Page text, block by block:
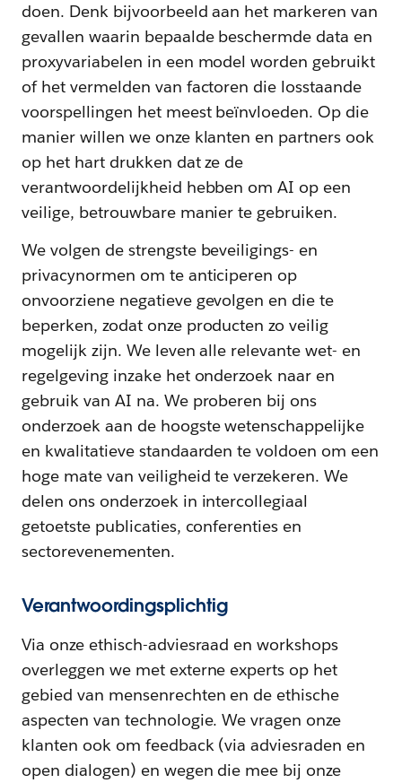
doen. Denk bijvoorbeeld aan het markeren van
gevallen waarin bepaalde beschermde data en
proxyvariabelen in een model worden gebruikt
of het vermelden van factoren die losstaande
voorspellingen het meest beïnvloeden. Op die
manier willen we onze klanten en partners ook
op het hart drukken dat ze de
verantwoordelijkheid hebben om AI op een
veilige, betrouwbare manier te gebruiken.
We volgen de strengste beveiligings- en
privacynormen om te anticiperen op
onvoorziene negatieve gevolgen en die te
beperken, zodat onze producten zo veilig
mogelijk zijn. We leven alle relevante wet- en
regelgeving inzake het onderzoek naar en
gebruik van AI na. We proberen bij ons
onderzoek aan de hoogste wetenschappelijke
en kwalitatieve standaarden te voldoen om een
hoge mate van veiligheid te verzekeren. We
delen ons onderzoek in intercollegiaal
getoetste publicaties, conferenties en
sectorevenementen.
Verantwoordingsplichtig
Via onze ethisch-adviesraad en workshops
overleggen we met externe experts op het
gebied van mensenrechten en de ethische
aspecten van technologie. We vragen onze
klanten ook om feedback (via adviesraden en
open dialogen) en wegen die mee bij onze